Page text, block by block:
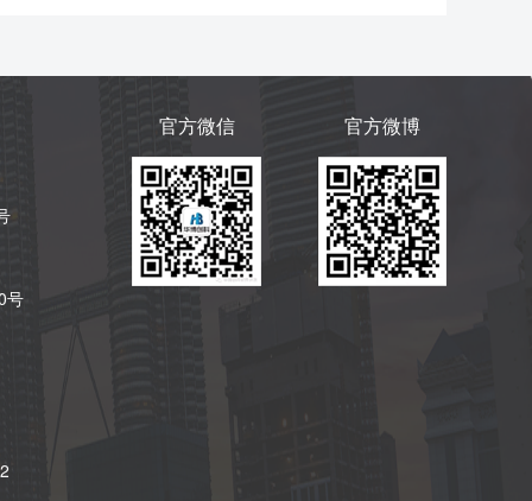
号
官方微信 官方微博